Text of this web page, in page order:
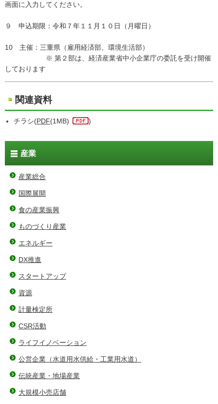
画面に入力してください。
９ 申込期限：令和７年１１月１０日（月曜日）
10 主催：三重県（雇用経済部、環境生活部）
※ 第２部は、経済産業省中小企業庁の委託を受け開催
しております
関連資料
チラシ(PDF(1MB) )
産業
産業総合
国際展開
食の産業振興
ものづくり産業
エネルギー
DX推進
スタートアップ
資源
計量検定所
CSR活動
ライフイノベーション
公営企業（水道用水供給・工業用水道）
伝統産業・地場産業
大規模小売店舗